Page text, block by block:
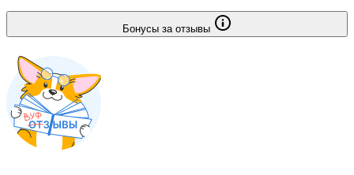
Бонусы за отзывы